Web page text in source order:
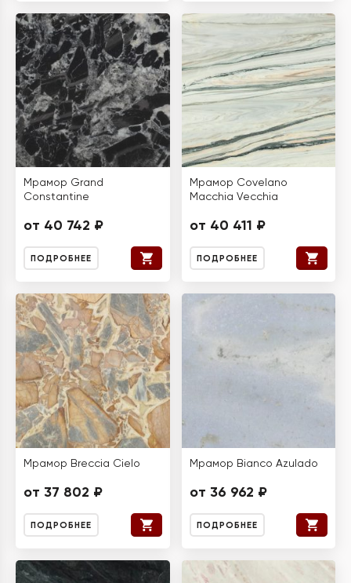
Мрамор Grand
Constantine
от 40 742 ₽
ПОДРОБНЕЕ
Мрамор Covelano
Macchia Vecchia
от 40 411 ₽
ПОДРОБНЕЕ
Мрамор Breccia Cielo
от 37 802 ₽
ПОДРОБНЕЕ
Мрамор Bianco Azulado
от 36 962 ₽
ПОДРОБНЕЕ